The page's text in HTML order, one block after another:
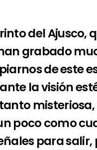
del Ajusco,
grabado
de este
la visión
poco como
para salir,